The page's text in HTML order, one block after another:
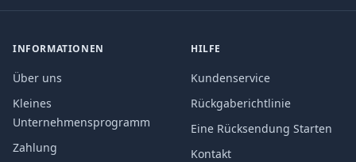
INFORMATIONEN
Über uns
Kleines
Unternehmensprogramm
Zahlung
HILFE
Kundenservice
Rückgaberichtlinie
Eine Rücksendung Starten
Kontakt